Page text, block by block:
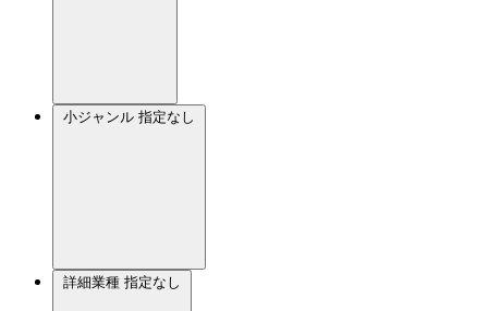
小ジャンル 指定なし
詳細業種 指定なし